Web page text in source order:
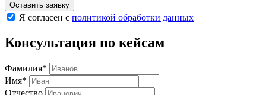
Оставить заявку
Я согласен с политикой обработки данных
Консультация по кейсам
Фамилия*
Имя*
Отчество